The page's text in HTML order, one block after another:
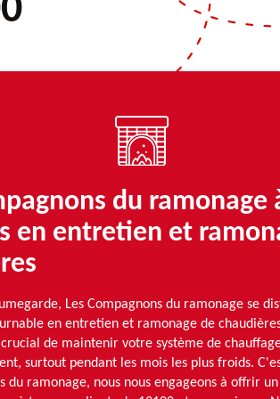
du ramonage
en entretien et
Les Compagnons du ramonage se
en entretien et ramonage de
de maintenir votre système de
surtout pendant les mois les plus froids.
du ramonage, nous nous engageons à offrir